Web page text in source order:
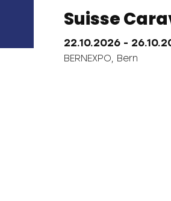
Suisse
22.10.2026-
BERNEXPO, Bern